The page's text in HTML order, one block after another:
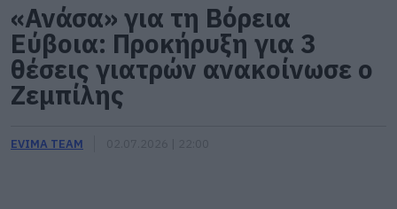
«Ανάσα» για τη Βόρεια
Εύβοια: Προκήρυξη για 3
θέσεις γιατρών ανακοίνωσε ο
Ζεμπίλης
EVIMA TEAM